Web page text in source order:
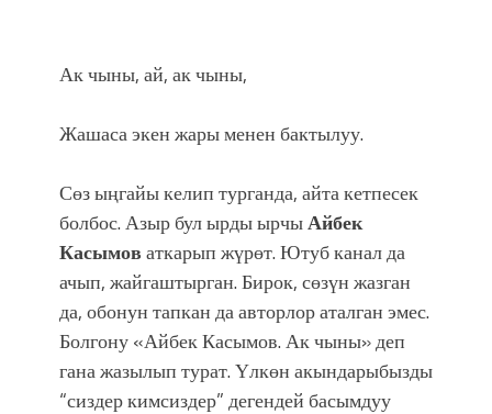
Ак чыны, ай, ак чыны,
Жашаса экен жары менен бактылуу.
Сөз ыңгайы келип турганда, айта кетпесек
болбос. Азыр бул ырды ырчыАйбек
Касымоваткарып жүрөт. Ютуб канал да
ачып, жайгаштырган. Бирок, сөзүн жазган
да, обонун тапкан да авторлор аталган эмес.
Болгону «Айбек Касымов. Ак чыны» деп
гана жазылып турат. Υлкөн акындарыбызды
“сиздер кимсиздер” дегендей басымдуу